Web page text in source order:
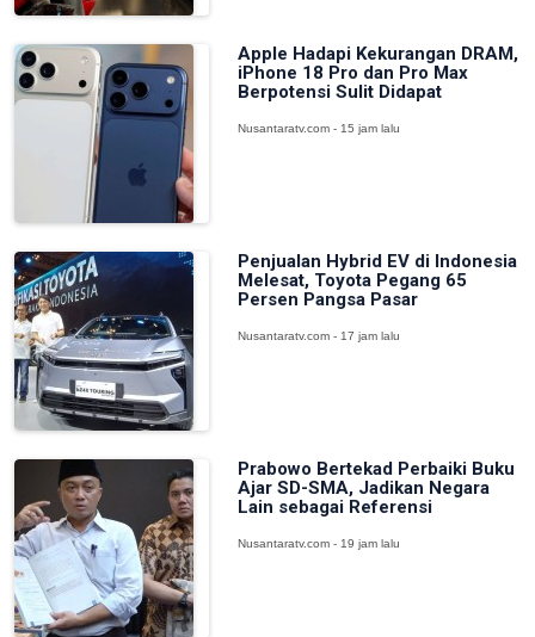
Apple Hadapi Kekurangan DRAM,
iPhone 18 Pro dan Pro Max
Berpotensi Sulit Didapat
Nusantaratv.com - 15 jam lalu
Penjualan Hybrid EV di Indonesia
Melesat, Toyota Pegang 65
Persen Pangsa Pasar
Nusantaratv.com - 17 jam lalu
Prabowo Bertekad Perbaiki Buku
Ajar SD-SMA, Jadikan Negara
Lain sebagai Referensi
Nusantaratv.com - 19 jam lalu